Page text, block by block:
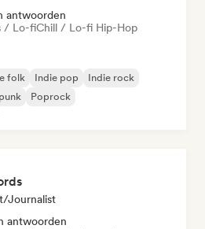
antwoorden
/ Lo-fiChill / Lo-fi Hip-Hop
folk Indie pop
Indie rock
Poprock
Journalist
antwoorden